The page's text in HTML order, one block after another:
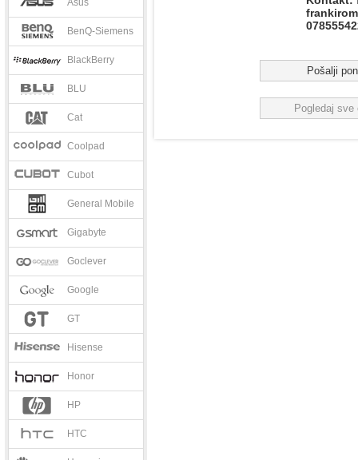
Asus
BenQ-Siemens
BlackBerry
BLU
Cat
Coolpad
Cubot
General Mobile
Gigabyte
Goclever
Google
GT
Hisense
Honor
HP
HTC
Pošalji
Pogledaj sve